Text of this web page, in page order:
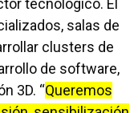
tecnológico. El
salas de
clusters de
de software,
3D. “Queremos